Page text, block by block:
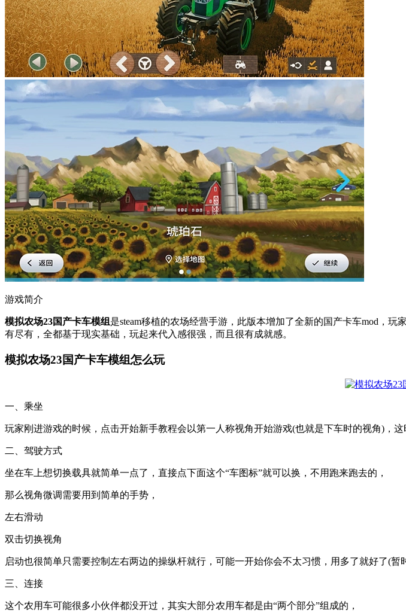
游戏简介
模拟农场23国产卡车模组 是steam移植的农场经营手游，此版本增加了全新的国产卡车mod，
有尽有，全都基于现实基础，玩起来代入感很强，而且很有成就感。
模拟农场23国产卡车模组怎么玩
一、乘坐
玩家刚进游戏的时候，点击开始新手教程会以第一人称视角开始游戏(也就是下车时的视角)，
二、驾驶方式
坐在车上想切换载具就简单一点了，直接点下面这个“车图标”就可以换，不用跑来跑去的，
那么视角微调需要用到简单的手势，
左右滑动
双击切换视角
启动也很简单只需要控制左右两边的操纵杆就行，可能一开始你会不太习惯，用多了就好了(暂
三、连接
这个农用车可能很多小伙伴都没开过，其实大部分农用车都是由“两个部分”组成的，